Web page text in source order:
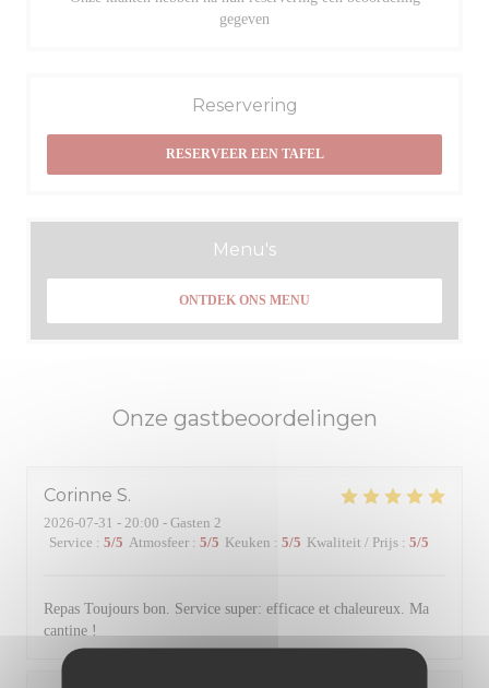
Onze gastbeoordelingen
Corinne S
2026-07-31 - 20:00 - Gasten 2
Service : 5/5 Atmosfeer : 5/5 Keuken : 5/5 Kwaliteit / Prijs : 5/5
Repas Toujours bon. Service super: efficace et chaleureux. Ma
cantine !
gegeven
Reservering
RESERVEER EEN TAFEL
Menu's
ONTDEK ONS MENU